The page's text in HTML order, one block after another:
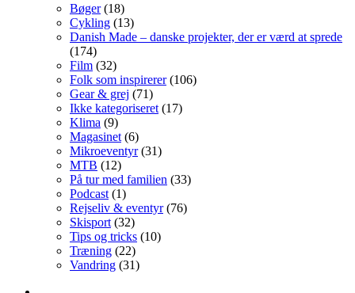
Bøger(18)
Cykling (13)
Danish Made – danske projekter, der er værd at sprede
(174)
Film (32)
Folk som inspirerer(106)
Gear & grej (71)
Ikke kategoriseret (17)
Klima (9)
Magasinet (6)
Mikroeventyr(31)
MTB (12)
På tur med familien (33)
Podcast (1)
Rejseliv & eventyr(76)
Skisport (32)
Tips og tricks (10)
Træning (22)
Vandring (31)